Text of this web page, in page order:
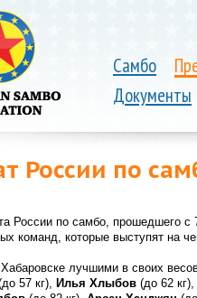
Самбо
Документы
России по
России по самбо, прошедшего
команд, которые выступят на
лучшими в своих
57 кг), Илья Хлыбов (до 62 кг),